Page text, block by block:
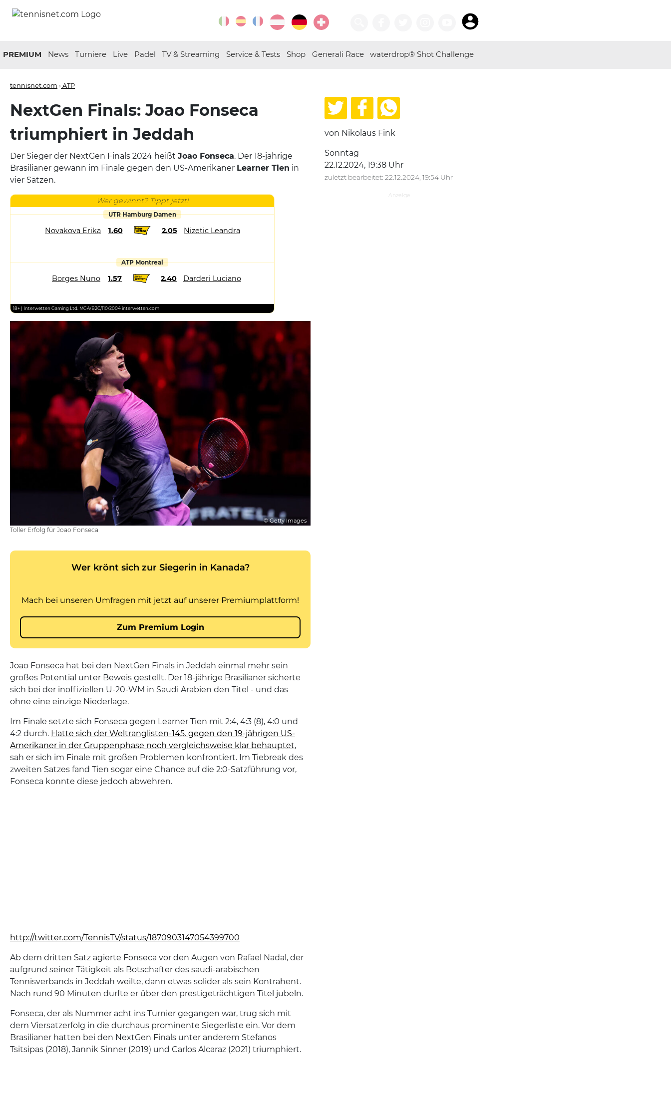
PREMIUM News Turniere Live Padel TV & Streaming Service & Tests Shop Generali Race waterdrop® Shot Challenge
tennisnet.com › ATP
NextGen Finals: Joao Fonseca
triumphiert in Jeddah
Der Sieger der NextGen Finals 2024 heißt Joao Fonseca. Der 18-jährige
Brasilianer gewann im Finale gegen den US-Amerikaner Learner Tien in
vier Sätzen.
Wer gewinnt? Tippt jetzt!
UTR Hamburg Damen
Novakova Erika 1.60 2.05 Nizetic Leandra
ATP Montreal
Borges Nuno 1.57 2.40 Darderi Luciano
18+ | Interwetten Gaming Ltd. MGA/B2C/110/2004 interwetten.com
© Getty Images
Toller Erfolg für Joao Fonseca
Joao Fonseca hat bei den NextGen Finals in Jeddah einmal mehr sein
großes Potential unter Beweis gestellt. Der 18-jährige Brasilianer sicherte
sich bei der inoffiziellen U-20-WM in Saudi Arabien den Titel - und das
ohne eine einzige Niederlage.
Im Finale setzte sich Fonseca gegen Learner Tien mit 2:4, 4:3 (8), 4:0 und
4:2 durch. Hatte sich der Weltranglisten-145. gegen den 19-jährigen US-
Amerikaner in der Gruppenphase noch vergleichsweise klar behauptet,
sah er sich im Finale mit großen Problemen konfrontiert. Im Tiebreak des
zweiten Satzes fand Tien sogar eine Chance auf die 2:0-Satzführung vor,
Fonseca konnte diese jedoch abwehren.
http://twitter.com/TennisTV/status/1870903147054399700
Ab dem dritten Satz agierte Fonseca vor den Augen von Rafael Nadal, der
aufgrund seiner Tätigkeit als Botschafter des saudi-arabischen
Tennisverbands in Jeddah weilte, dann etwas solider als sein Kontrahent.
Nach rund 90 Minuten durfte er über den prestigeträchtigen Titel jubeln.
Fonseca, der als Nummer acht ins Turnier gegangen war, trug sich mit
dem Viersatzerfolg in die durchaus prominente Siegerliste ein. Vor dem
Brasilianer hatten bei den NextGen Finals unter anderem Stefanos
Tsitsipas (2018), Jannik Sinner (2019) und Carlos Alcaraz (2021) triumphiert.
von Nikolaus Fink
Sonntag
22.12.2024, 19:38 Uhr
zuletzt bearbeitet: 22.12.2024, 19:54 Uhr